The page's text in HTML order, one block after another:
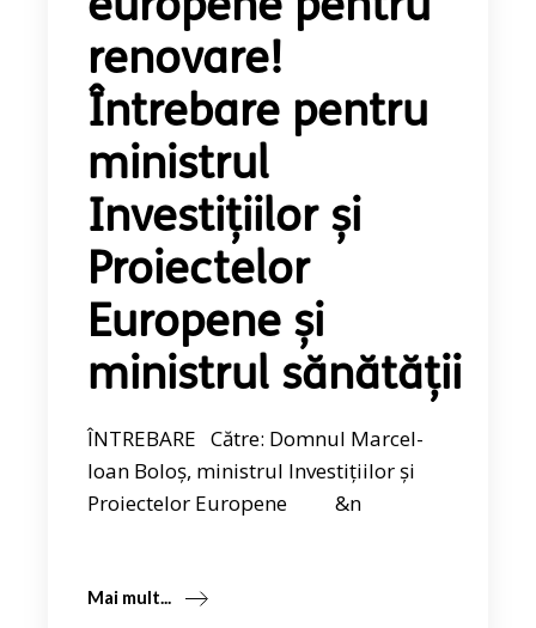
renovare!
Întrebare pentru
ministrul
Investițiilor și
Proiectelor
Europene și
ministrul sănătății
ÎNTREBARE Către: Domnul Marcel-
Ioan Boloș, ministrul Investițiilor și
Proiectelor Europene &n
Mai mult...